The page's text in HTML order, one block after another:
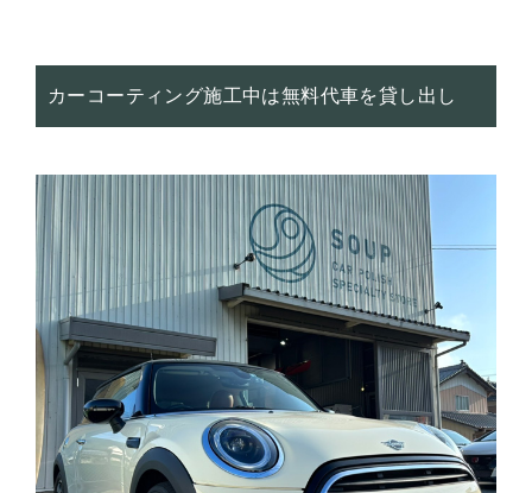
カーコーティング施工中は無料代車を貸し出し